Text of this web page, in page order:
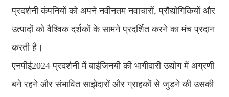
प्रदर्शनी कंपनियों को अपने नवीनतम नवाचारों, प्रौद्योगिकियों और
उत्पादों को वैश्विक दर्शकों के सामने प्रदर्शित करने का मंच प्रदान
करती है।
एनपीई2024 प्रदर्शनी में बाईजिनयी की भागीदारी उद्योग में अग्रणी
बने रहने और संभावित साझेदारों और ग्राहकों से जुड़ने की उसकी